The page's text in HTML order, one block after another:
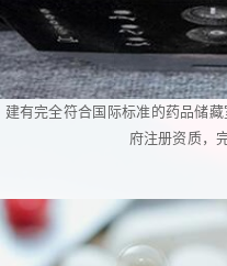
建有完全符合国际标准的药品储
府注册资质，